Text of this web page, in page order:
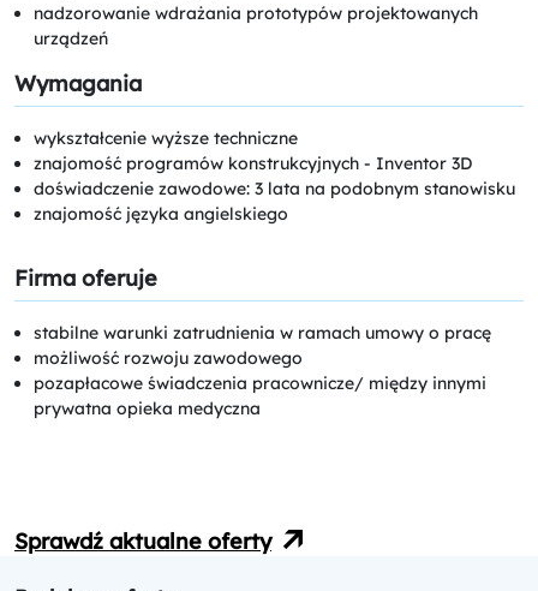
nadzorowanie wdrażania prototypów projektowanych
urządzeń
Wymagania
wykształcenie wyższe techniczne
znajomość programów konstrukcyjnych - Inventor 3D
doświadczenie zawodowe: 3 lata na podobnym stanowisku
znajomość języka angielskiego
Firma oferuje
stabilne warunki zatrudnienia w ramach umowy o pracę
możliwość rozwoju zawodowego
pozapłacowe świadczenia pracownicze/ między innymi
prywatna opieka medyczna
Sprawdź aktualne oferty